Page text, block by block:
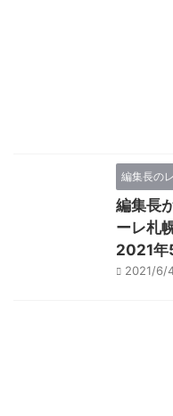
編集長の
編集長
ーレ札
2021年
2021/6/